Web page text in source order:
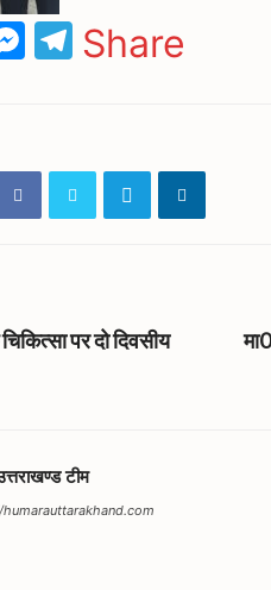
Messenger
Telegram
Share
पर दो दिवसीय
टीम